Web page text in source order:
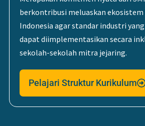
berkontribusi meluaskan ekosistem
Indonesia agar standar industri
dapat diimplementasikan secara
sekolah-sekolah mitra jejaring.
Pelajari Struktur Kurikulum